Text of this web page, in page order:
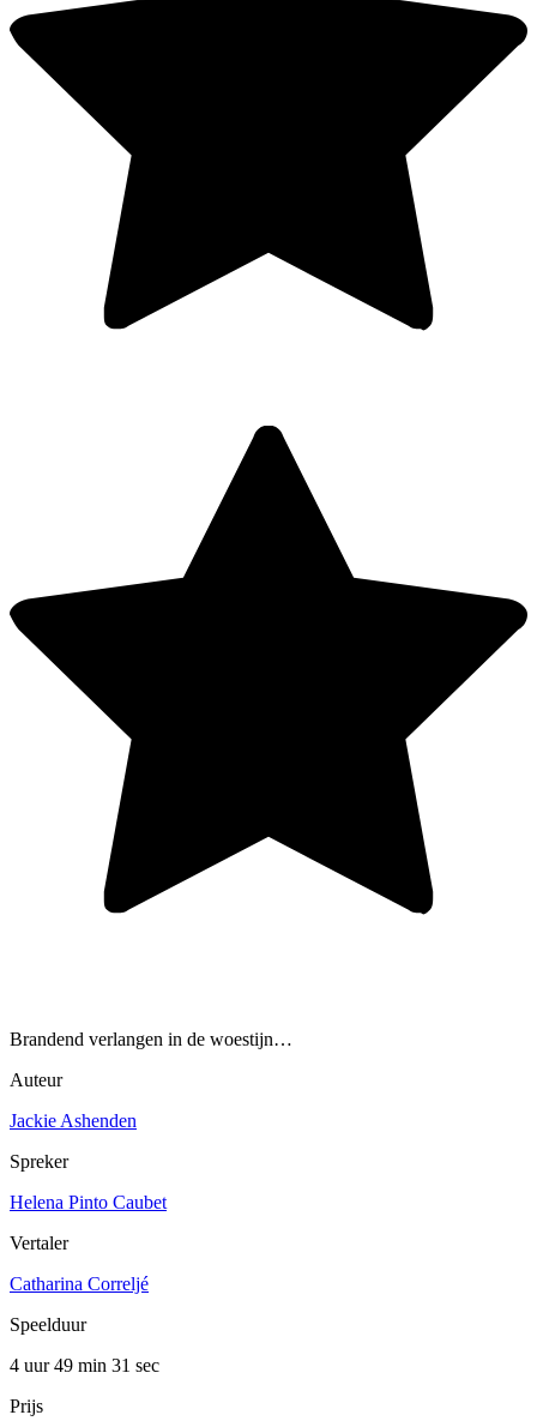
Brandend verlangen in de woestijn…
Auteur
Jackie Ashenden
Spreker
Helena Pinto Caubet
Vertaler
Catharina Correljé
Speelduur
4 uur 49 min 31 sec
Prijs